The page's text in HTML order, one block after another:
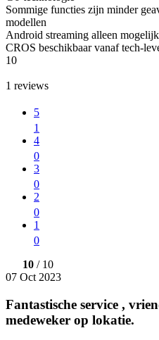
Sommige functies zijn minder
modellen
Android streaming alleen
CROS beschikbaar vanaf tech-
10
1 reviews
5
1
4
0
3
0
2
0
1
0
10 / 10
07 Oct 2023
Fantastische service ,
medeweker op lokatie.